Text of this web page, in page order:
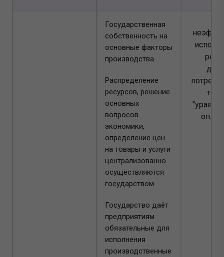
Государственная
собственность на
основные факторы
производства.
Распределение
ресурсов, решение
основных
вопросов
экономики,
определение цен
на товары и услуги
централизованно
осуществляются
государством.
Государство даёт
предприятиям
обязательные для
исполнения
производственные